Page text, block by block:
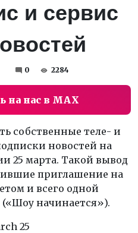
и сервис
0 2284
на нас в MAX
собственные теле- и
новостей на
25 марта. Такой вывод
приглашение на
и всего одной
(«Шоу начинается»).
25